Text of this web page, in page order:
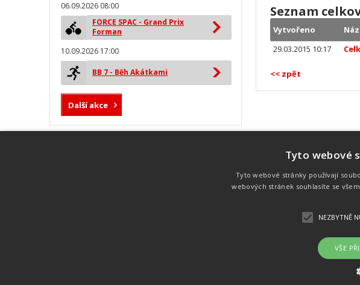
Seznam
Vytvořeno
29.03.2015 10:17
<< zpět
06.09.2026 08:00
FORCE SPAC - Grand Prix
Forman
10.09.2026 17:00
BB 7 - Běh Akátkami
Další akce
technologie od společnosti MYLAPS. Tato
technologie je používána na olympijských
. Publikování a šíření obsahu je bez písemného souhlasu
Tyto webové
Tyto webové stránky používají
webových stránek souhlasíte se
NEZBYTNĚ
VŠE